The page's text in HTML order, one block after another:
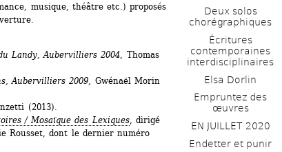
musique, théâtre etc.) proposés
Landy, Aubervilliers 2004 , Thomas
Aubervilliers 2009,
Gwénaël Morin
(2013).
/ Mosaïque des Lexiques, dirigé
Rousset, dont le dernier numéro
Deux solos
chorégraphiques
Écritures
contemporaines
interdisciplinaires
Elsa Dorlin
Empruntez des
œuvres
EN JUILLET 2020
Endetter et punir